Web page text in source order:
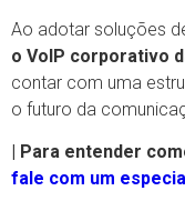
Ao adotar soluções
o VoIP corporativo
contar com uma
o futuro da
| Para entender
fale com um